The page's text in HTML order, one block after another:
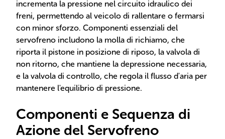
incrementa la pressione nel circuito idraulico dei
freni, permettendo al veicolo di rallentare o fermarsi
con minor sforzo. Componenti essenziali del
servofreno includono la molla di richiamo, che
riporta il pistone in posizione di riposo, la valvola di
non ritorno, che mantiene la depressione necessaria,
e la valvola di controllo, che regola il flusso d'aria per
mantenere l'equilibrio di pressione.
Componenti e Sequenza di
Azione del Servofreno